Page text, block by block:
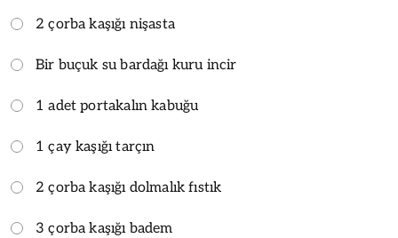
2 çorba kaşığı nişasta
Bir buçuk su bardağı kuru incir
1 adet portakalın kabuğu
1 çay kaşığı tarçın
2 çorba kaşığı dolmalık fıstık
3 çorba kaşığı badem